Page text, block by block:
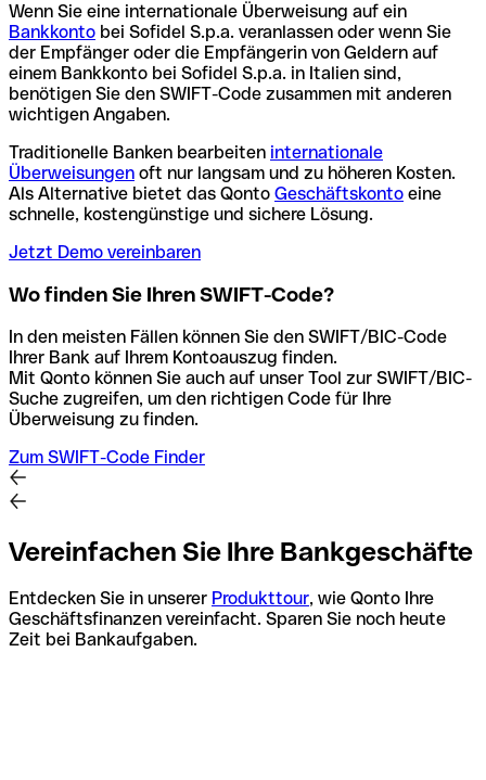
Wenn Sie eine internationale Überweisung auf ein
Bankkonto bei Sofidel S.p.a. veranlassen oder wenn Sie
der Empfänger oder die Empfängerin von Geldern auf
einem Bankkonto bei Sofidel S.p.a. in Italien sind,
benötigen Sie den SWIFT-Code zusammen mit anderen
wichtigen Angaben.
Traditionelle Banken bearbeiten internationale
Überweisungen oft nur langsam und zu höheren Kosten.
Als Alternative bietet das Qonto Geschäftskonto eine
schnelle, kostengünstige und sichere Lösung.
Jetzt Demo vereinbaren
Wo finden Sie Ihren SWIFT-Code?
In den meisten Fällen können Sie den SWIFT/BIC-Code
Ihrer Bank auf Ihrem Kontoauszug finden.
Mit Qonto können Sie auch auf unser Tool zur SWIFT/BIC-
Suche zugreifen, um den richtigen Code für Ihre
Überweisung zu finden.
Zum SWIFT-Code Finder
Vereinfachen Sie Ihre Bankgeschäfte
Entdecken Sie in unserer Produkttour, wie Qonto Ihre
Geschäftsfinanzen vereinfacht. Sparen Sie noch heute
Zeit bei Bankaufgaben.